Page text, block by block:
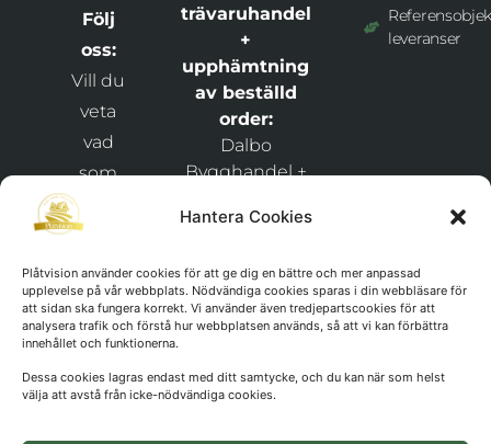
Hantera Cookies
Plåtvision använder cookies för att ge dig en bättre och mer anpassad
upplevelse på vår webbplats. Nödvändiga cookies sparas i din webbläsare för
att sidan ska fungera korrekt. Vi använder även tredjepartscookies för att
analysera trafik och förstå hur webbplatsen används, så att vi kan förbättra
innehållet och funktionerna.
Dessa cookies lagras endast med ditt samtycke, och du kan när som helst
välja att avstå från icke-nödvändiga cookies.
Följ
oss:
Vill du
veta
vad
som
händer
hos
och
håll
dig
kring
trävaruhandel
+
upphämtning
av beställd
order:
Dalbo
Bygghandel +
Snixåsvägen 1,
Frändefors
Org.nr:
1425
leveranser